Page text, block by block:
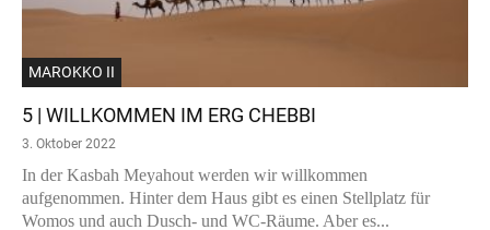
MAROKKO II
5 | WILLKOMMEN IM ERG CHEBBI
3. Oktober 2022
In der Kasbah Meyahout werden wir willkommen
aufgenommen. Hinter dem Haus gibt es einen Stellplatz für
Womos und auch Dusch- und WC-Räume. Aber es...